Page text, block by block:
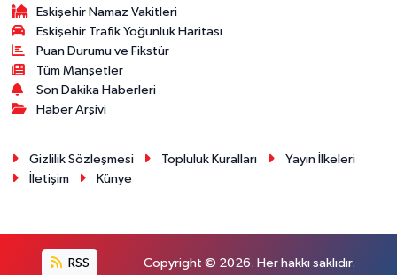
Eskişehir Namaz Vakitleri
Eskişehir Trafik Yoğunluk Haritası
Puan Durumu ve Fikstür
Tüm Manşetler
Son Dakika Haberleri
Haber Arşivi
Gizlilik Sözleşmesi Topluluk Kuralları
Yayın İlkeleri
İletişim
Künye
RSS Copyright © 2026. Her hakkı saklıdır.